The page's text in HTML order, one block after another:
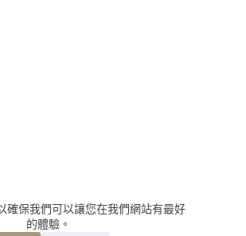
確保我們可以讓您在我們網站有最好
的體驗。